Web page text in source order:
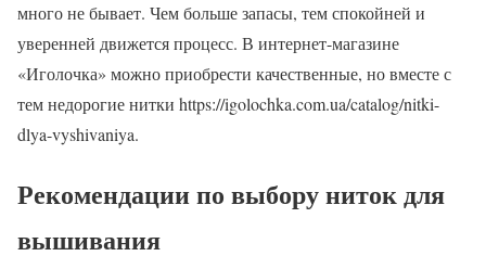
много не бывает. Чем больше запасы, тем спокойней и
уверенней движется процесс. В интернет-магазине
«Иголочка» можно приобрести качественные, но вместе с
тем недорогие нитки https://igolochka.com.ua/catalog/nitki-
dlya-vyshivaniya.
Рекомендации по выбору ниток для
вышивания